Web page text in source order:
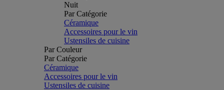
Nuit
Par Catégorie
Céramique
Accessoires pour le vin
Ustensiles de cuisine
Par Couleur
Par Catégorie
Céramique
Accessoires pour le vin
Ustensiles de cuisine